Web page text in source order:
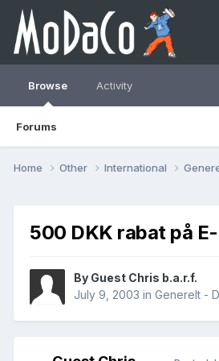
Browse
Forums
Activity
Home Other International
500 DKK rabat på
By Guest Chris b.a.r.f.
July 9, 2003 in Generelt -